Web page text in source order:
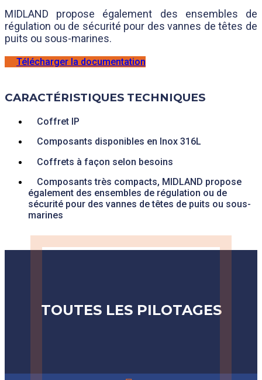
MIDLAND propose également des ensembles de
régulation ou de sécurité pour des vannes de têtes de
puits ou sous-marines.
Télécharger la documentation
CARACTÉRISTIQUES TECHNIQUES
Coffret IP
Composants disponibles en Inox 316L
Coffrets à façon selon besoins
Composants très compacts, MIDLAND propose
également des ensembles de régulation ou de
sécurité pour des vannes de têtes de puits ou sous-
marines
TOUTES LES PILOTAGES